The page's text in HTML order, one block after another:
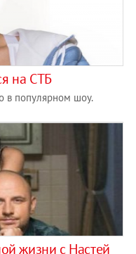
на СТБ
в популярном шоу.
жизни с Настей